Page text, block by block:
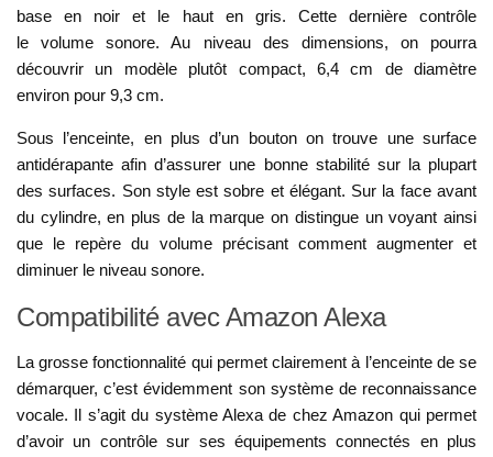
base en noir et le haut en gris. Cette dernière contrôle
le volume sonore. Au niveau des dimensions, on pourra
découvrir un modèle plutôt compact, 6,4 cm de diamètre
environ pour 9,3 cm.
Sous l’enceinte, en plus d’un bouton on trouve une surface
antidérapante afin d’assurer une bonne stabilité sur la plupart
des surfaces. Son style est sobre et élégant. Sur la face avant
du cylindre, en plus de la marque on distingue un voyant ainsi
que le repère du volume précisant comment augmenter et
diminuer le niveau sonore.
Compatibilité avec Amazon Alexa
La grosse fonctionnalité qui permet clairement à l’enceinte de se
démarquer, c’est évidemment son système de reconnaissance
vocale. Il s’agit du système Alexa de chez Amazon qui permet
d’avoir un contrôle sur ses équipements connectés en plus